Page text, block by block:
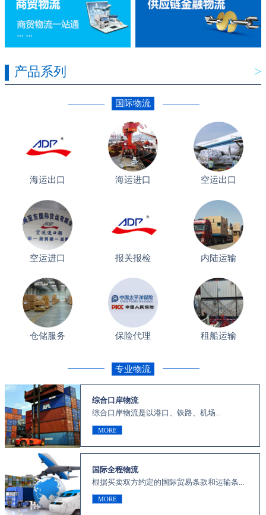
产品系列 >
国际物流
海运出口 海运进口 空运出口
空运进口 报关报检 内陆运输
仓储服务 保险代理 租船运输
专业物流
综合口岸物流
综合口岸物流是以港口、铁路、机场...
MORE
国际全程物流
根据买卖双方约定的国际贸易条款和运输条...
MORE